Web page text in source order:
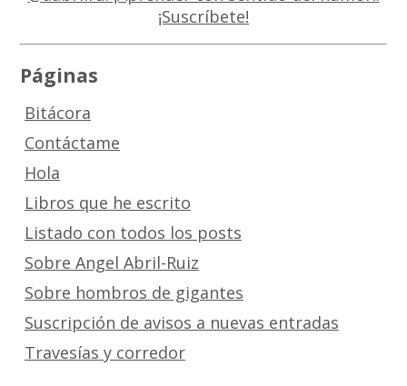
Páginas
Bitácora
Contáctame
Hola
Libros que he escrito
Listado con todos los posts
Sobre Angel Abril-Ruiz
Sobre hombros de gigantes
Suscripción de avisos a nuevas entradas
Travesías y corredor